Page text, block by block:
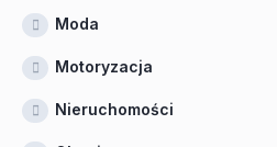
Moda
Motoryzacja
Nieruchomości